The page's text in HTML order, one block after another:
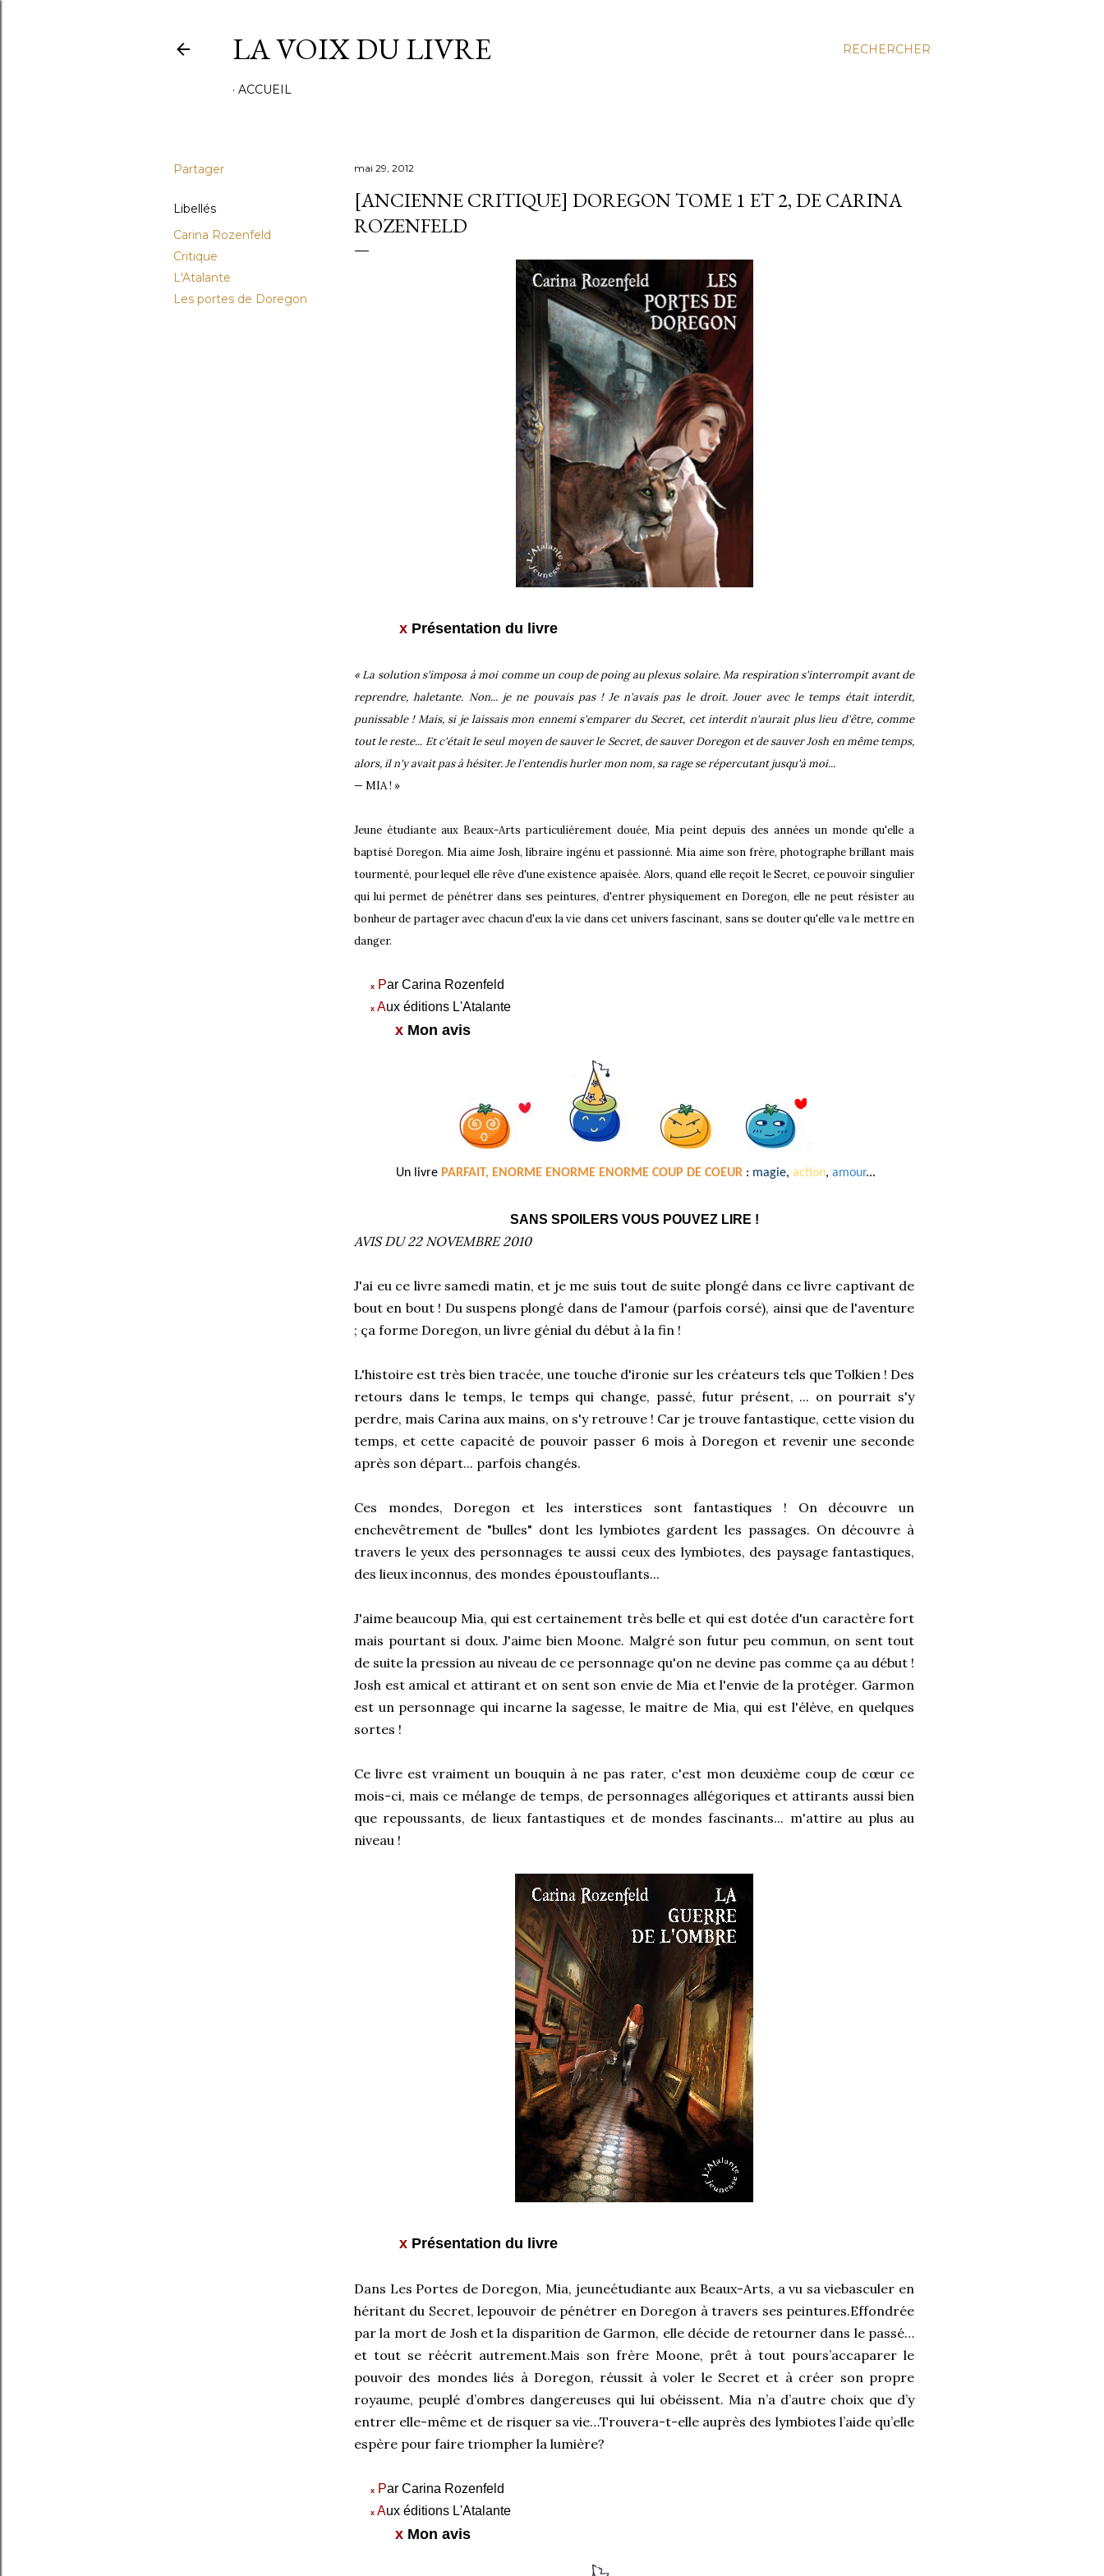
RECHERCHER
LA VOIX DU LIVRE
ACCUEIL
Partager
Libellés
Carina Rozenfeld
Critique
L'Atalante
Les portes de Doregon
mai 29, 2012
[ANCIENNE CRITIQUE] DOREGON TOME 1 ET 2, DE CARINA
ROZENFELD
x Présentation du livre
« La solution s'imposa à moi comme un coup de poing au plexus solaire. Ma respiration s'interrompit avant de
reprendre, haletante. Non... je ne pouvais pas ! Je n'avais pas le droit. Jouer avec le temps était interdit,
punissable ! Mais, si je laissais mon ennemi s'emparer du Secret, cet interdit n'aurait plus lieu d'être, comme
tout le reste... Et c'était le seul moyen de sauver le Secret, de sauver Doregon et de sauver Josh en même temps,
alors, il n'y avait pas à hésiter. Je l'entendis hurler mon nom, sa rage se répercutant jusqu'à moi...
— MIA ! »
Jeune étudiante aux Beaux-Arts particulièrement douée, Mia peint depuis des années un monde qu'elle a
baptisé Doregon. Mia aime Josh, libraire ingénu et passionné. Mia aime son frère, photographe brillant mais
tourmenté, pour lequel elle rêve d'une existence apaisée. Alors, quand elle reçoit le Secret, ce pouvoir singulier
qui lui permet de pénétrer dans ses peintures, d'entrer physiquement en Doregon, elle ne peut résister au
bonheur de partager avec chacun d'eux la vie dans cet univers fascinant, sans se douter qu'elle va le mettre en
danger.
x Par Carina Rozenfeld
x Aux éditions L'Atalante
x Mon avis
Un livre PARFAIT, ENORME ENORME ENORME COUP DE COEUR : magie, action, amour...
SANS SPOILERS VOUS POUVEZ LIRE !
AVIS DU 22 NOVEMBRE 2010
J'ai eu ce livre samedi matin, et je me suis tout de suite plongé dans ce livre captivant de
bout en bout ! Du suspens plongé dans de l'amour (parfois corsé), ainsi que de l'aventure
; ça forme Doregon, un livre génial du début à la fin !
L'histoire est très bien tracée, une touche d'ironie sur les créateurs tels que Tolkien ! Des
retours dans le temps, le temps qui change, passé, futur présent, ... on pourrait s'y
perdre, mais Carina aux mains, on s'y retrouve ! Car je trouve fantastique, cette vision du
temps, et cette capacité de pouvoir passer 6 mois à Doregon et revenir une seconde
après son départ... parfois changés.
Ces mondes, Doregon et les interstices sont fantastiques ! On découvre un
enchevêtrement de "bulles" dont les lymbiotes gardent les passages. On découvre à
travers le yeux des personnages te aussi ceux des lymbiotes, des paysage fantastiques,
des lieux inconnus, des mondes époustouflants...
J'aime beaucoup Mia, qui est certainement très belle et qui est dotée d'un caractère fort
mais pourtant si doux. J'aime bien Moone. Malgré son futur peu commun, on sent tout
de suite la pression au niveau de ce personnage qu'on ne devine pas comme ça au début !
Josh est amical et attirant et on sent son envie de Mia et l'envie de la protéger. Garmon
est un personnage qui incarne la sagesse, le maitre de Mia, qui est l'élève, en quelques
sortes !
Ce livre est vraiment un bouquin à ne pas rater, c'est mon deuxième coup de cœur ce
mois-ci, mais ce mélange de temps, de personnages allégoriques et attirants aussi bien
que repoussants, de lieux fantastiques et de mondes fascinants... m'attire au plus au
niveau !
x Présentation du livre
Dans Les Portes de Doregon, Mia, jeuneétudiante aux Beaux-Arts, a vu sa viebasculer en
héritant du Secret, lepouvoir de pénétrer en Doregon à travers ses peintures.Effondrée
par la mort de Josh et la disparition de Garmon, elle décide de retourner dans le passé…
et tout se réécrit autrement.Mais son frère Moone, prêt à tout pours’accaparer le
pouvoir des mondes liés à Doregon, réussit à voler le Secret et à créer son propre
royaume, peuplé d’ombres dangereuses qui lui obéissent. Mia n’a d’autre choix que d’y
entrer elle-même et de risquer sa vie…Trouvera-t-elle auprès des lymbiotes l’aide qu’elle
espère pour faire triompher la lumière?
x Par Carina Rozenfeld
x Aux éditions L'Atalante
x Mon avis